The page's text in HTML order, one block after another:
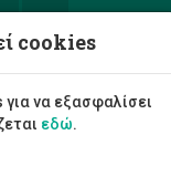
cookies
να εξασφαλίσει
εδώ.